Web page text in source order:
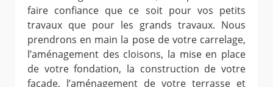
faire confiance que ce soit pour vos petits
travaux que pour les grands travaux. Nous
prendrons en main la pose de votre carrelage,
l’aménagement des cloisons, la mise en place
de votre fondation, la construction de votre
façade, l’aménagement de votre terrasse et